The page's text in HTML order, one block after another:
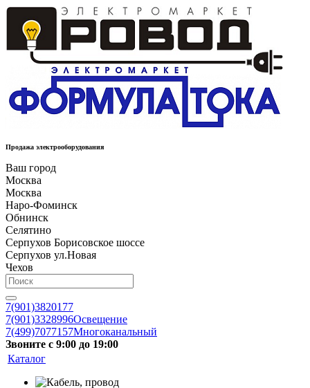
Продажа электрооборудования
Ваш город
Москва
Москва
Наро-Фоминск
Обнинск
Селятино
Серпухов Борисовское шоссе
Серпухов ул.Новая
Чехов
7(901)3820177
7(901)3328996Освещение
7(499)7077157Многоканальный
Звоните с 9:00 до 19:00
Каталог